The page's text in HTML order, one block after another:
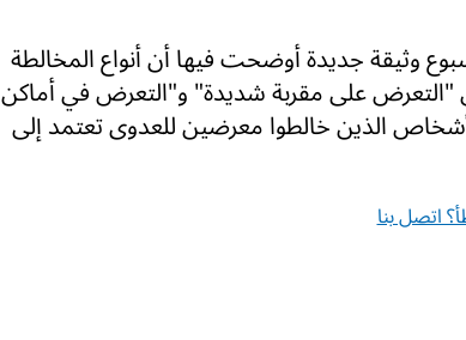
وثيقة جديدة أوضحت فيها أن أنواع المخالطة
"التعرض على مقربة شديدة" و"التعرض في أماكن
الذين خالطوا معرضين للعدوى تعتمد إلى
اتصل بنا